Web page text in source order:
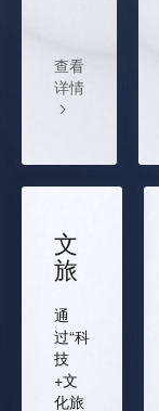
查看
详情
文
旅
通
过“科
技
+文
化旅